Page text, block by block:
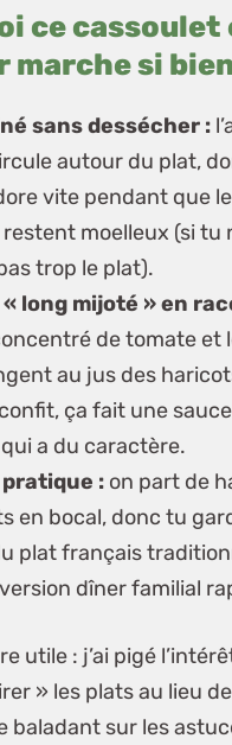
ce cassoulet
marche si
sans dessécher :
autour du plat,
vite pendant que
moelleux (si tu
trop le plat).
long mijoté » en
de tomate et
au jus des
ça fait une sauce
a du caractère.
: on part de
en bocal, donc tu
plat français
dîner familial
utile : j’ai pigé
» les plats au lieu
baladant sur les